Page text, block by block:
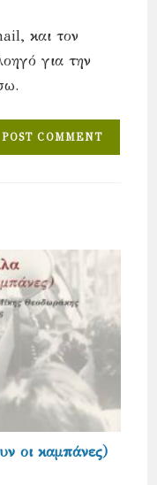
και τον
για την
οι καμπάνες)